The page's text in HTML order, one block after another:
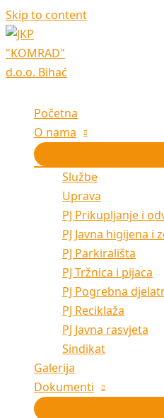
Skip to content
Početna
O nama
Službe
Uprava
PJ Prikupljanje i
PJ Javna higijena i
PJ Parkirališta
PJ Tržnica i pijaca
PJ Pogrebna
PJ Reciklaža
PJ Javna rasvjeta
Sindikat
Galerija
Dokumenti